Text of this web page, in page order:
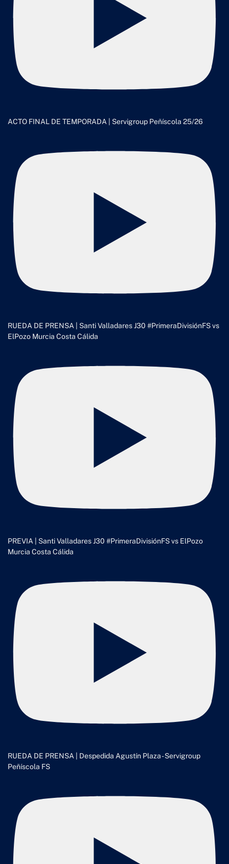
ACTO FINAL DE TEMPORADA | Servigroup Peñíscola 25/26
RUEDA DE PRENSA | Santi Valladares J30 #PrimeraDivisiónFS vs
ElPozo Murcia Costa Cálida
PREVIA | Santi Valladares J30 #PrimeraDivisiónFS vs ElPozo
Murcia Costa Cálida
RUEDA DE PRENSA | Despedida Agustín Plaza - Servigroup
Peñíscola FS